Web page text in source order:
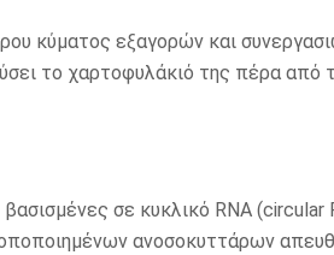
κύματος εξαγορών και
το χαρτοφυλάκιό της πέρα
σε κυκλικό RNA (circular
ανοσοκυττάρων